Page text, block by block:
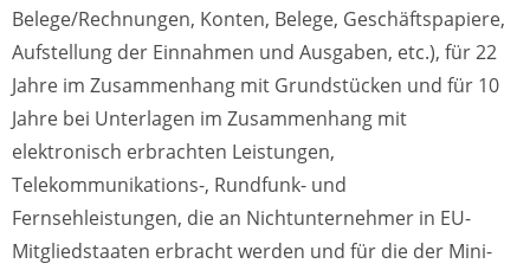
Belege/Rechnungen, Konten, Belege, Geschäftspapiere,
Aufstellung der Einnahmen und Ausgaben, etc.), für 22
Jahre im Zusammenhang mit Grundstücken und für 10
Jahre bei Unterlagen im Zusammenhang mit
elektronisch erbrachten Leistungen,
Telekommunikations-, Rundfunk- und
Fernsehleistungen, die an Nichtunternehmer in EU-
Mitgliedstaaten erbracht werden und für die der Mini-